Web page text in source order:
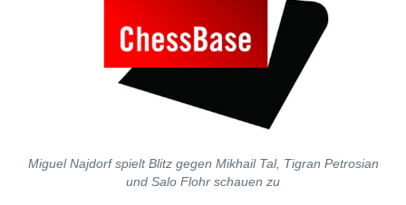
Miguel Najdorf spielt Blitz gegen Mikhail Tal, Tigran Petrosian
und Salo Flohr schauen zu